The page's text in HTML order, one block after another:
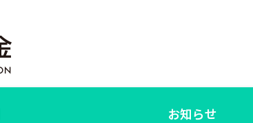
お知らせ